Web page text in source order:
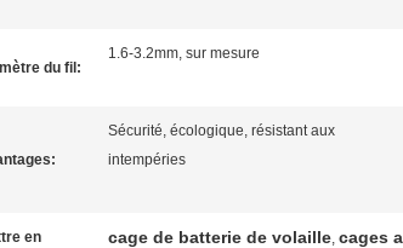
du fil:
1.6-3.2mm, sur mesure
Sécurité, écologique, résistant aux
intempéries
en
cage de batterie de volaille, cages